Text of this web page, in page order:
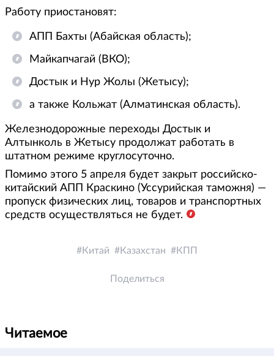
Работу приостановят:
АПП Бахты (Абайская область);
Майкапчагай (ВКО);
Достык и Нур Жолы (Жетысу);
а также Кольжат (Алматинская область).
Железнодорожные переходы Достык и
Алтынколь в Жетысу продолжат работать в
штатном режиме круглосуточно.
Помимо этого 5 апреля будет закрыт российско-
китайский АПП Краскино (Уссурийская таможня) —
пропуск физических лиц, товаров и транспортных
средств осуществляться не будет.
Китай Казахстан КПП
Поделиться
Читаемое